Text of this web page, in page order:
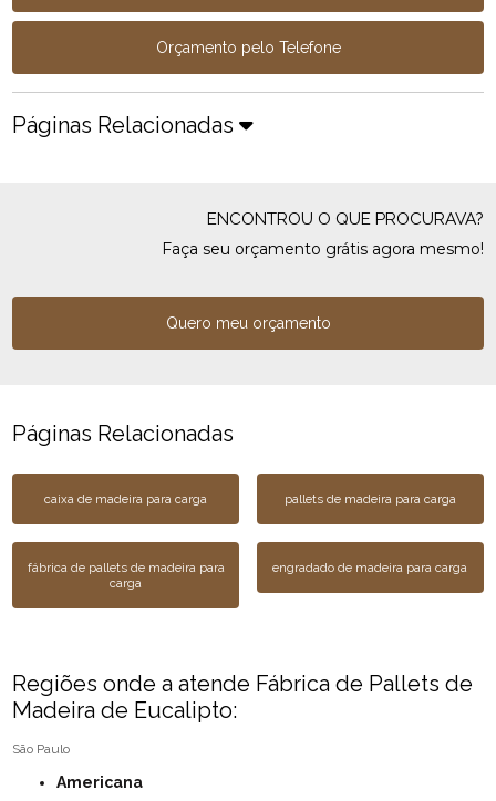
Orçamento pelo Telefone
Páginas Relacionadas
ENCONTROU O QUE PROCURAVA?
Faça seu orçamento grátis agora mesmo!
Quero meu orçamento
Páginas Relacionadas
caixa de madeira para carga pallets de madeira para carga
fábrica de pallets de madeira para
carga
engradado de madeira para carga
Regiões onde a atende Fábrica de Pallets de
Madeira de Eucalipto:
São Paulo
Americana